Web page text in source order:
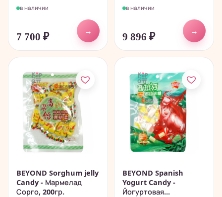
в наличии
7 700 ₽
→
в наличии
9 896 ₽
→
BEYOND Sorghum jelly
Candy - Мармелад
Сорго, 200гр.
BEYOND Spanish
Yogurt Candy -
Йогуртовая...